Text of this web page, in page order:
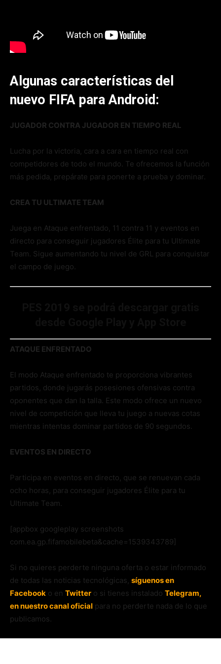
Algunas características del
nuevo FIFA para Android:
JUGADOR CONTRA JUGADOR EN TIEMPO REAL
Lucha por la victoria, cara a cara en tiempo real con
competidores de todo el mundo. Te ofrecemos la función
más pedida, prepárate para ponerte a prueba y dominar.
CREA TU ULTIMATE TEAM
Juega en Ataque enfrentado, 11 contra 11 y eventos en
directo para conseguir jugadores Élite para tu Ultimate
Team. Sigue aumentando tu nivel de GRL para conquistar
el campo de juego.
ATAQUE ENFRENTADO
El modo Ataque enfrentado te proporciona vibrantes
partidos, donde jugarás posesiones ofensivas contra
oponentes que dan la talla. Este modo ofrece un nuevo
nivel de competición que lleva tu juego a nuevas cotas
mientras intentas dominar partidos de 90 segundos.
EVENTOS EN DIRECTO
Participa en eventos en directo, que se renuevan cada
ocho horas, para conseguir jugadores Élite para tu
Ultimate Team.
[appbox googleplay screenshots
com.ea.gp.fifamobilebeta&cache=1539343789]
Si no quieres perderte ninguna oferta o estar informado
de todas las noticias tecnológicas, síguenos en
Facebook o en Twitter o si tienes instalado Telegram,
en nuestro canal oficial para no perderte nada de lo que
publicamos.